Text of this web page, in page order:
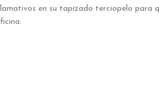
en su tapizado terciopelo para